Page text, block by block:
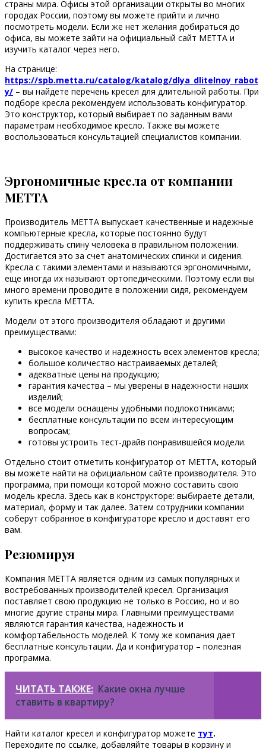
страны мира. Офисы этой организации открыты во многих
городах России, поэтому вы можете прийти и лично
посмотреть модели. Если же нет желания добираться до
офиса, вы можете зайти на официальный сайт МЕТТА и
изучить каталог через него.
На странице:
https://spb.metta.ru/catalog/katalog/dlya_dlitelnoy_rabot
y/ – вы найдете перечень кресел для длительной работы. При
подборе кресла рекомендуем использовать конфигуратор.
Это конструктор, который выбирает по заданным вами
параметрам необходимое кресло. Также вы можете
воспользоваться консультацией специалистов компании.
Эргономичные кресла от компании
МЕТТА
Производитель МЕТТА выпускает качественные и надежные
компьютерные кресла, которые постоянно будут
поддерживать спину человека в правильном положении.
Достигается это за счет анатомических спинки и сидения.
Кресла с такими элементами и называются эргономичными,
еще иногда их называют ортопедическими. Поэтому если вы
много времени проводите в положении сидя, рекомендуем
купить кресла МЕТТА.
Модели от этого производителя обладают и другими
преимуществами:
высокое качество и надежность всех элементов кресла;
большое количество настраиваемых деталей;
адекватные цены на продукцию;
гарантия качества – мы уверены в надежности наших
изделий;
все модели оснащены удобными подлокотниками;
бесплатные консультации по всем интересующим
вопросам;
готовы устроить тест-драйв понравившейся модели.
Отдельно стоит отметить конфигуратор от МЕТТА, который
вы можете найти на официальном сайте производителя. Это
программа, при помощи которой можно составить свою
модель кресла. Здесь как в конструкторе: выбираете детали,
материал, форму и так далее. Затем сотрудники компании
соберут собранное в конфигураторе кресло и доставят его
вам.
Резюмируя
Компания МЕТТА является одним из самых популярных и
востребованных производителей кресел. Организация
поставляет свою продукцию не только в Россию, но и во
многие другие страны мира. Главными преимуществами
являются гарантия качества, надежность и
комфортабельность моделей. К тому же компания дает
бесплатные консультации. Да и конфигуратор – полезная
программа.
ЧИТАТЬ ТАКЖЕ: Какие окна лучше
ставить в квартиру?
Найти каталог кресел и конфигуратор можете тут.
Переходите по ссылке, добавляйте товары в корзину и